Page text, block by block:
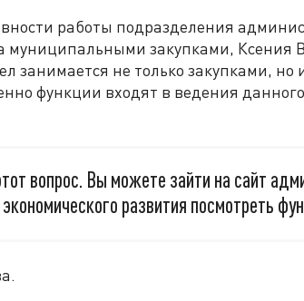
работы подразделения
муниципальными закупками, Ксения
занимается не только закупками, но
функции входят в ведения
вопрос. Вы можете зайти на сайт
развития посмотреть